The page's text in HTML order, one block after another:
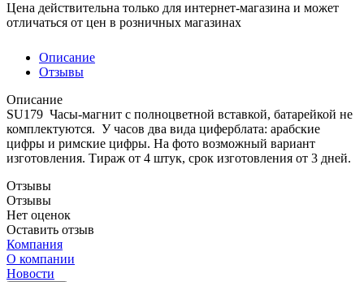
Цена действительна только для интернет-магазина и может
отличаться от цен в розничных магазинах
Описание
Отзывы
Описание
SU179 Часы-магнит с полноцветной вставкой, батарейкой не
комплектуются. У часов два вида циферблата: арабские
цифры и римские цифры. На фото возможный вариант
изготовления. Тираж от 4 штук, срок изготовления от 3 дней.
Отзывы
Отзывы
Нет оценок
Оставить отзыв
Компания
О компании
Новости